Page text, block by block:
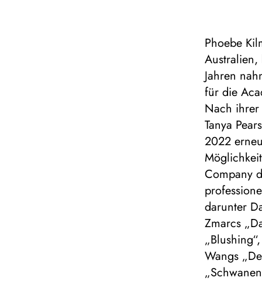
Phoebe
Jahren
für die
Nach ihrer
Tanya
2022
Company
darunter
Zmarcs
Wangs